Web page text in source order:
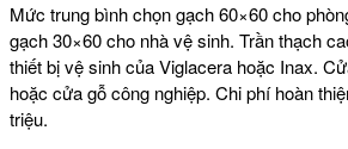
Mức trung bình chọn gạch 60×60 cho
gạch 30×60 cho nhà vệ sinh. Trần thạch
thiết bị vệ sinh của Viglacera hoặc Inax.
hoặc cửa gỗ công nghiệp. Chi phí hoàn
triệu.